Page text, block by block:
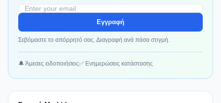
Εγγραφή
Σεβόμαστε το απόρρητό σας. Διαγραφή ανά πάσα στιγμή.
🔔 Άμεσες ειδοποιήσεις✅ Ενημερώσεις κατάστασης